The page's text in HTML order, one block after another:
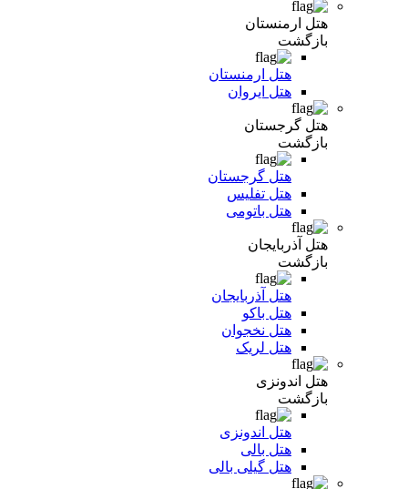
هتل ارمنستان
بازگشت
هتل ارمنستان
هتل ایروان
هتل گرجستان
بازگشت
هتل گرجستان
هتل تفلیس
هتل باتومی
هتل آذربایجان
بازگشت
هتل آذربایجان
هتل باکو
هتل نخجوان
هتل لریک
هتل اندونزی
بازگشت
هتل اندونزی
هتل بالی
هتل گیلی بالی